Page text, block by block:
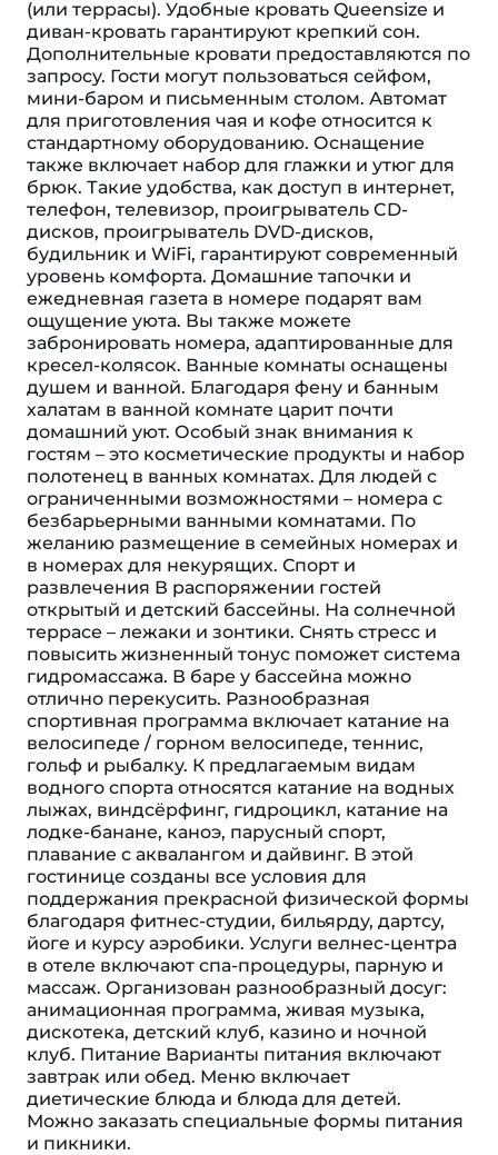
(или террасы). Удобные кровать Queensize и
диван-кровать гарантируют крепкий сон.
Дополнительные кровати предоставляются по
запросу. Гости могут пользоваться сейфом,
мини-баром и письменным столом. Автомат
для приготовления чая и кофе относится к
стандартному оборудованию. Оснащение
также включает набор для глажки и утюг для
брюк. Такие удобства, как доступ в интернет,
телефон, телевизор, проигрыватель CD-
дисков, проигрыватель DVD-дисков,
будильник и WiFi, гарантируют современный
уровень комфорта. Домашние тапочки и
ежедневная газета в номере подарят вам
ощущение уюта. Вы также можете
забронировать номера, адаптированные для
кресел-колясок. Ванные комнаты оснащены
душем и ванной. Благодаря фену и банным
халатам в ванной комнате царит почти
домашний уют. Особый знак внимания к
гостям – это косметические продукты и набор
полотенец в ванных комнатах. Для людей с
ограниченными возможностями – номера с
безбарьерными ванными комнатами. По
желанию размещение в семейных номерах и
в номерах для некурящих. Спорт и
развлечения В распоряжении гостей
открытый и детский бассейны. На солнечной
террасе – лежаки и зонтики. Снять стресс и
повысить жизненный тонус поможет система
гидромассажа. В баре у бассейна можно
отлично перекусить. Разнообразная
спортивная программа включает катание на
велосипеде / горном велосипеде, теннис,
гольф и рыбалку. К предлагаемым видам
водного спорта относятся катание на водных
лыжах, виндсёрфинг, гидроцикл, катание на
лодке-банане, каноэ, парусный спорт,
плавание с аквалангом и дайвинг. В этой
гостинице созданы все условия для
поддержания прекрасной физической формы
благодаря фитнес-студии, бильярду, дартсу,
йоге и курсу аэробики. Услуги велнес-центра
в отеле включают спа-процедуры, парную и
массаж. Организован разнообразный досуг:
анимационная программа, живая музыка,
дискотека, детский клуб, казино и ночной
клуб. Питание Варианты питания включают
завтрак или обед. Меню включает
диетические блюда и блюда для детей.
Можно заказать специальные формы питания
и пикники.